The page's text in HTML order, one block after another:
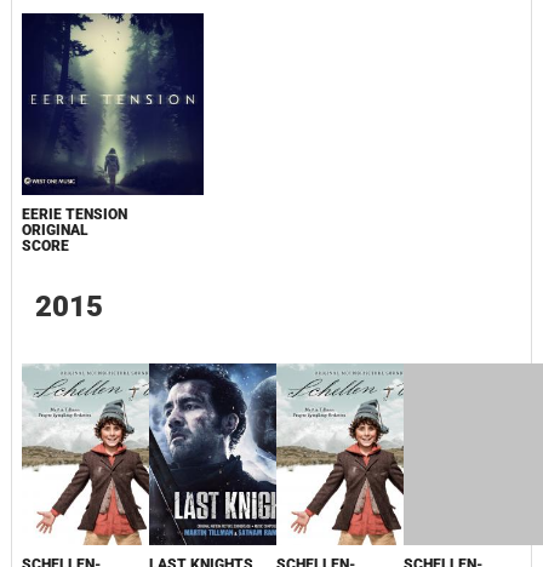
EERIE TENSION
ORIGINAL
SCORE
2015